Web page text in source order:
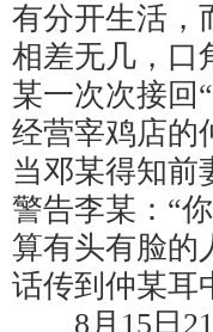
有分开生活，
相差无几，口
某一次次接回
经营宰鸡店的
当邓某得知前
警告李某：“
算有头有脸的
话传到仲某耳
8月15日21